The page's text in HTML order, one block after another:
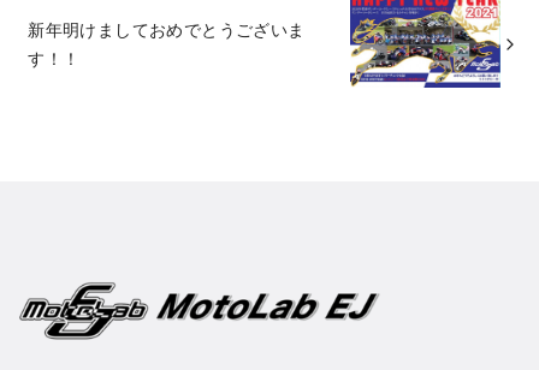
新年明けましておめでとうございま
す！！